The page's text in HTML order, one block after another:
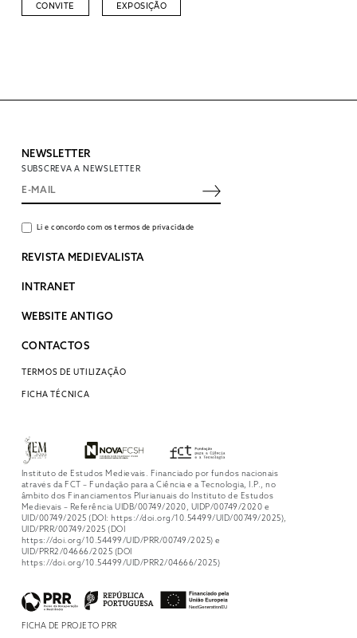
CONVITE EXPOSIÇÃO
NEWSLETTER
SUBSCREVA A NEWSLETTER
Li e concordo com os termos de privacidade
REVISTA MEDIEVALISTA
INTRANET
WEBSITE ANTIGO
CONTACTOS
TERMOS DE UTILIZAÇÃO
FICHA TÉCNICA
Instituto de Estudos Medievais. Financiado por fundos nacionais
através da FCT – Fundação para a Ciência e a Tecnologia, I.P., no
âmbito dos Financiamentos Plurianuais do Instituto de Estudos
Medievais – Referência UIDB/00749/2020, UIDP/00749/2020 e
UID/00749/2025 (DOI: https://doi.org/10.54499/UID/00749/2025),
UID/PRR/00749/2025 (DOI
https://doi.org/10.54499/UID/PRR/00749/2025) e
UID/PRR2/04666/2025 (DOI
https://doi.org/10.54499/UID/PRR2/04666/2025)
FICHA DE PROJETO PRR